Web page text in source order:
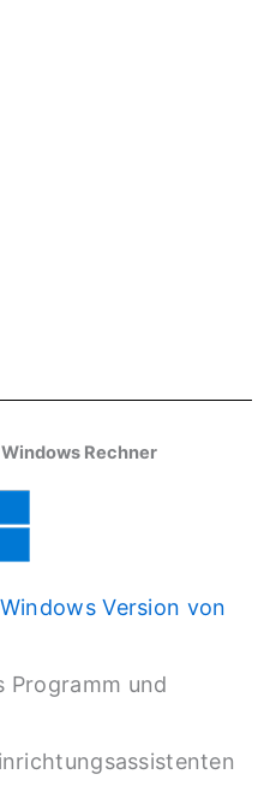
Rechner
Version von
Programm und